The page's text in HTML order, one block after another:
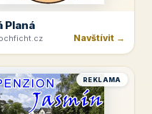
Planá
Navštívit →
REKLAMA